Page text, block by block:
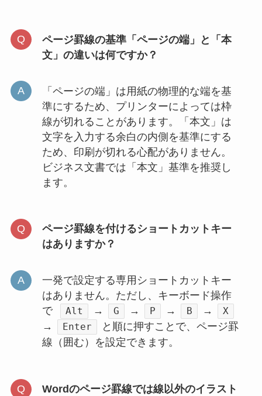
ページ罫線の基準「ページの端」と「本
文」の違いは何ですか？
「ページの端」は用紙の物理的な端を基
準にするため、プリンターによっては枠
線が切れることがあります。「本文」は
文字を入力する余白の内側を基準にする
ため、印刷が切れる心配がありません。
ビジネス文書では「本文」基準を推奨し
ます。
ページ罫線を付けるショートカットキー
はありますか？
一発で設定する専用ショートカットキー
はありません。ただし、キーボード操作
で
Alt → G → P → B → X
→ Enter
と順に押すことで、ページ罫
線（囲む）を設定できます。
Wordのページ罫線では線以外のイラスト